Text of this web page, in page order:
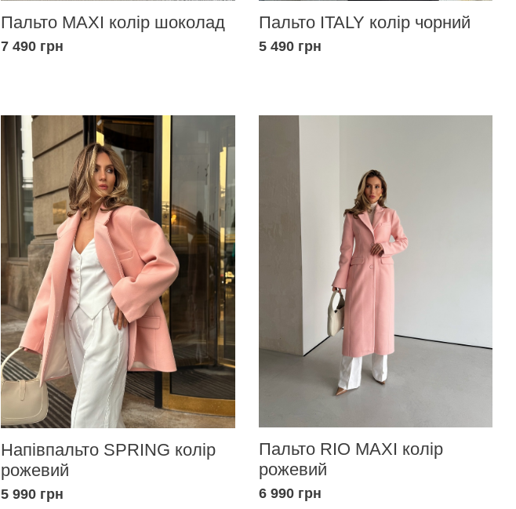
Пальто MAXI колір шоколад
7 490 грн
Пальто ITALY колір чорний
5 490 грн
Напівпальто SPRING колір
рожевий
5 990 грн
Пальто RIO MAXI колір
рожевий
6 990 грн